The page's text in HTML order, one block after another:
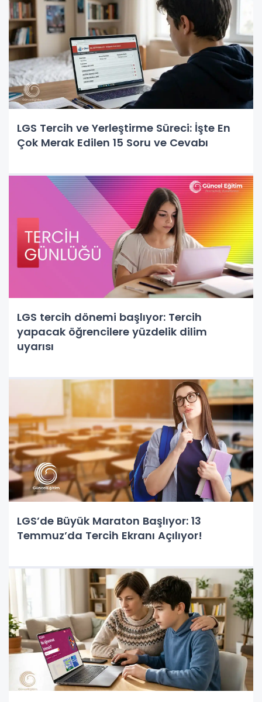
LGS Tercih ve Yerleştirme Süreci: İşte En
Çok Merak Edilen 15 Soru ve Cevabı
LGS tercih dönemi başlıyor: Tercih
yapacak öğrencilere yüzdelik dilim
uyarısı
LGS’de Büyük Maraton Başlıyor: 13
Temmuz’da Tercih Ekranı Açılıyor!